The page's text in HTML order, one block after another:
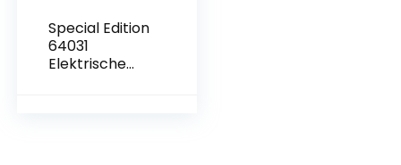
Special Edition
64031
Elektrische